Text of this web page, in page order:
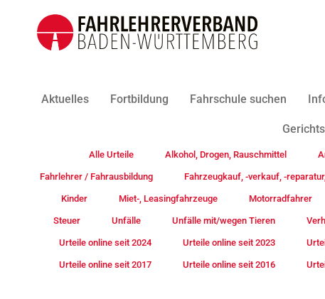
Aktuelles Fortbildung Fahrschule suchen
Alle Urteile Alkohol, Drogen, Rauschmittel
Fahrlehrer / Fahrausbildung Fahrzeugkauf, -verkauf, -
Kinder Miet-, Leasingfahrzeuge Motorradfahrer
Steuer Unfälle Unfälle mit/wegen Tieren
Urteile online seit 2024 Urteile online seit 2023
Urteile online seit 2017 Urteile online seit 2016